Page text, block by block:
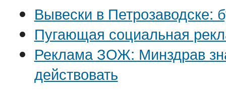
Вывески в Петрозаводске:
Пугающая социальная
Реклама ЗОЖ: Минздрав
действовать